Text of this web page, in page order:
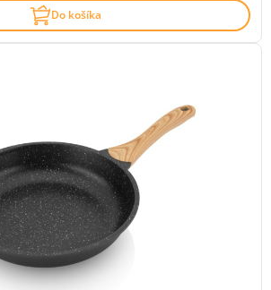
Do košíka